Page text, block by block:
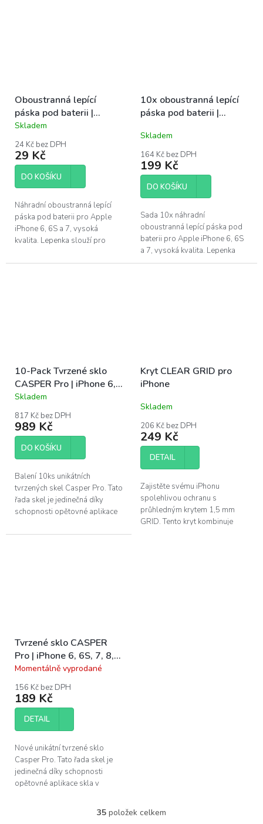
Oboustranná lepící
páska pod baterii |
iPhone 6, 6S, 7
Průměrné
produktu
je
4,6
hvězdiček.
Skladem
24 Kč bez DPH
29 Kč
DO KOŠÍKU
Náhradní oboustranná lepící
páska pod baterii pro Apple
iPhone 6, 6S a 7, vysoká
kvalita. Lepenka slouží pro
10x oboustranná lepící
páska pod baterii |
Skladem
164 Kč bez DPH
199 Kč
DO KOŠÍKU
Sada 10x náhradní
oboustranná lepící páska pod
baterii pro Apple iPhone 6, 6S
a 7, vysoká kvalita. Lepenka
slouží pro fixaci baterie k tělu
10-Pack Tvrzené sklo
CASPER Pro | iPhone 6,
6S, 7, 8, SE 2, SE 3
Průměrné
hodnocení
produktu
je
5,0
hvězdiček.
Skladem
817 Kč bez DPH
989 Kč
DO KOŠÍKU
Balení 10ks unikátních
tvrzených skel Casper Pro. Tato
řada skel je jedinečná díky
schopnosti opětovné aplikace
nainstalování. Pokud se po
Kryt CLEAR GRID pro
iPhone
Skladem
206 Kč bez DPH
249 Kč
DETAIL
Zajistěte svému iPhonu
spolehlivou ochranu s
průhledným krytem 1,5 mm
GRID. Tento kryt kombinuje
Tvrzené sklo CASPER
Pro | iPhone 6, 6S, 7, 8,
SE 2, SE 3
Průměrné
produktu
je
5,0
hvězdiček.
Momentálně vyprodané
156 Kč bez DPH
189 Kč
DETAIL
Nové unikátní tvrzené sklo
Casper Pro. Tato řada skel je
jedinečná díky schopnosti
opětovné aplikace skla v
nainstalování. Pokud se po
O
35 položek celkem